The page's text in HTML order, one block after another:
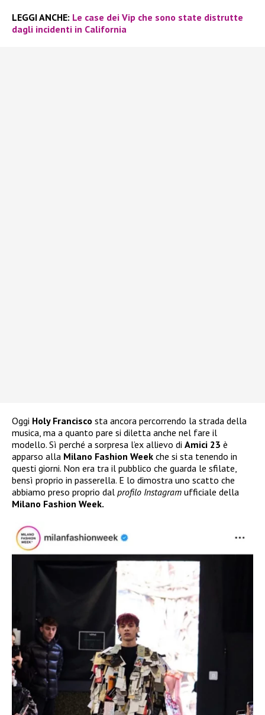
LEGGI ANCHE: Le case dei Vip che sono state distrutte
dagli incidenti in California
Oggi Holy Francisco sta ancora percorrendo la strada della
musica, ma a quanto pare si diletta anche nel fare il
modello. Sì perché a sorpresa l’ex allievo di Amici 23 è
apparso alla Milano Fashion Week che si sta tenendo in
questi giorni. Non era tra il pubblico che guarda le sfilate,
bensì proprio in passerella. E lo dimostra uno scatto che
abbiamo preso proprio dal profilo Instagram ufficiale della
Milano Fashion Week.